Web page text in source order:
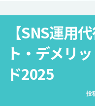
【SNS運用
ト・デメリ
ド2025
投